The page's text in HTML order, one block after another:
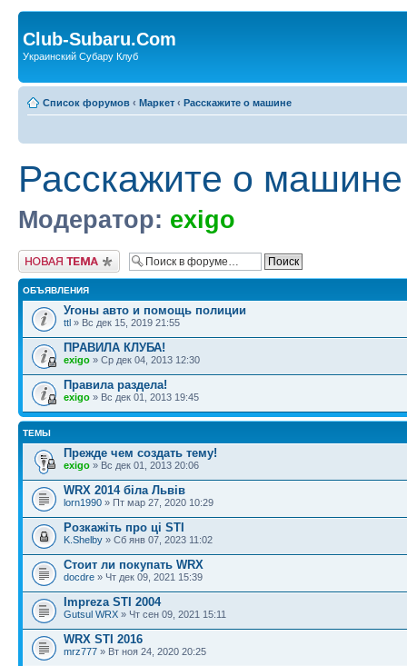
Club-Subaru.Com
Украинский Субару Клуб
Список форумов ‹ Маркет ‹ Расскажите о машине
Расскажите о машине
Модератор: exigo
Новая тема
ОБЪЯВЛЕНИЯ
Угоны авто и помощь полиции
ttl » Вс дек 15, 2019 21:55
ПРАВИЛА КЛУБА!
exigo » Ср дек 04, 2013 12:30
Правила раздела!
exigo » Вс дек 01, 2013 19:45
ТЕМЫ
Прежде чем создать тему!
exigo » Вс дек 01, 2013 20:06
WRX 2014 біла Львів
lorn1990 » Пт мар 27, 2020 10:29
Розкажіть про ці STI
K.Shelby » Сб янв 07, 2023 11:02
Стоит ли покупать WRX
docdre » Чт дек 09, 2021 15:39
Impreza STI 2004
Gutsul WRX » Чт сен 09, 2021 15:11
WRX STI 2016
mrz777 » Вт ноя 24, 2020 20:25